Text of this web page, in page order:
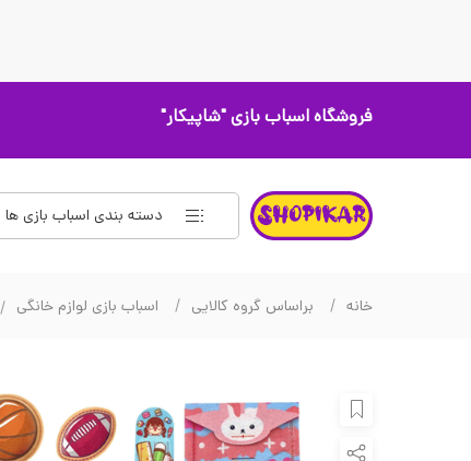
فروشگاه اسباب بازی"شاپیکار"
دسته بندی اسباب بازی ها
خانه براساس گروه کالایی اسباب بازی لوازم خانگی